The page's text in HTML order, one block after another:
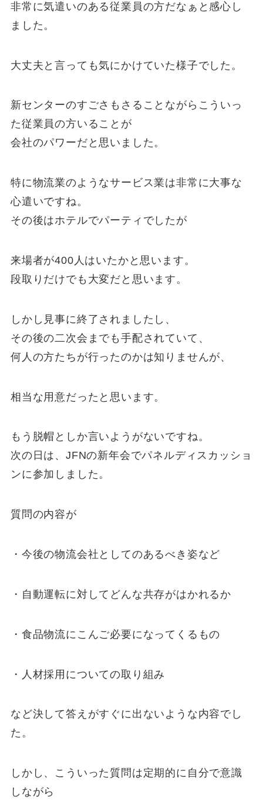
非常に気遣いのある従業員の方だなぁと感心し
ました。
大丈夫と言っても気にかけていた様子でした。
新センターのすごさもさることながらこういっ
た従業員の方いることが
会社のパワーだと思いました。
特に物流業のようなサービス業は非常に大事な
心遣いですね。
その後はホテルでパーティでしたが
来場者が400人はいたかと思います。
段取りだけでも大変だと思います。
しかし見事に終了されましたし、
その後の二次会までも手配されていて、
何人の方たちが行ったのかは知りませんが、
相当な用意だったと思います。
もう脱帽としか言いようがないですね。
次の日は、JFNの新年会でパネルディスカッショ
ンに参加しました。
質問の内容が
・今後の物流会社としてのあるべき姿など
・自動運転に対してどんな共存がはかれるか
・食品物流にこんご必要になってくるもの
・人材採用についての取り組み
など決して答えがすぐに出ないような内容でし
た。
しかし、こういった質問は定期的に自分で意識
しながら